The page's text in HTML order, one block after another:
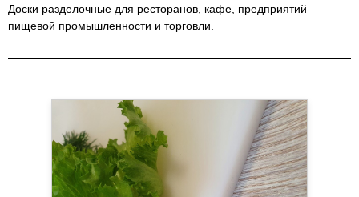
Доски разделочные для ресторанов, кафе, предприятий
пищевой промышленности и торговли.